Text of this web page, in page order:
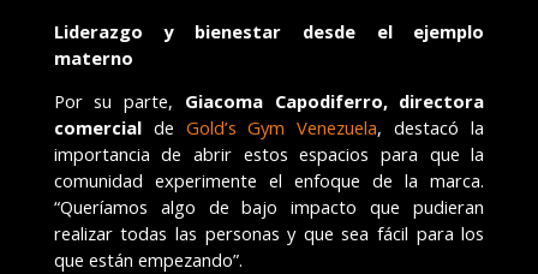
Liderazgo y bienestar desde el ejemplo
materno
Por su parte, Giacoma Capodiferro, directora
comercialde Gold’s Gym Venezuela, destacó la
importancia de abrir estos espacios para que la
comunidad experimente el enfoque de la marca.
“Queríamos algo de bajo impacto que pudieran
realizar todas las personas y que sea fácil para los
que están empezando”.